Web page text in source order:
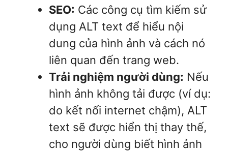
SEO: Các công cụ tìm kiếm sử
dụng ALT text để hiểu nội
dung của hình ảnh và cách nó
liên quan đến trang web.
Trải nghiệm người dùng: Nếu
hình ảnh không tải được (ví dụ:
do kết nối internet chậm), ALT
text sẽ được hiển thị thay thế,
cho người dùng biết hình ảnh